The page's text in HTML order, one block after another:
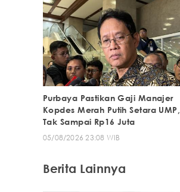
Purbaya Pastikan Gaji Manajer
Kopdes Merah Putih Setara UMP,
Tak Sampai Rp16 Juta
05/08/2026 23:08 WIB
Berita Lainnya